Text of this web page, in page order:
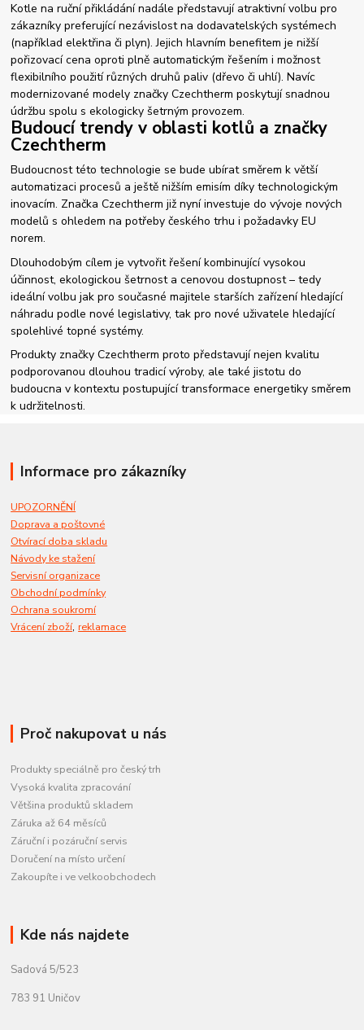
Kotle na ruční přikládání nadále představují atraktivní volbu pro
zákazníky preferující nezávislost na dodavatelských systémech
(například elektřina či plyn). Jejich hlavním benefitem je nižší
pořizovací cena oproti plně automatickým řešením i možnost
flexibilního použití různých druhů paliv (dřevo či uhlí). Navíc
modernizované modely značky Czechtherm poskytují snadnou
údržbu spolu s ekologicky šetrným provozem.
Budoucí trendy v oblasti kotlů a značky
Czechtherm
Budoucnost této technologie se bude ubírat směrem k větší
automatizaci procesů a ještě nižším emisím díky technologickým
inovacím. Značka Czechtherm již nyní investuje do vývoje nových
modelů s ohledem na potřeby českého trhu i požadavky EU
norem.
Dlouhodobým cílem je vytvořit řešení kombinující vysokou
účinnost, ekologickou šetrnost a cenovou dostupnost – tedy
ideální volbu jak pro současné majitele starších zařízení hledající
náhradu podle nové legislativy, tak pro nové uživatele hledající
spolehlivé topné systémy.
Produkty značky Czechtherm proto představují nejen kvalitu
podporovanou dlouhou tradicí výroby, ale také jistotu do
budoucna v kontextu postupující transformace energetiky směrem
k udržitelnosti.
Informace pro zákazníky
UPOZORNĚNÍ
Doprava a poštovné
Otvírací doba skladu
Návody ke stažení
Servisní organizace
Obchodní podmínky
Ochrana soukromí
Vrácení zboží,reklamace
Proč nakupovat u nás
Produkty speciálně pro český trh
Vysoká kvalita zpracování
Většina produktů skladem
Záruka až 64 měsíců
Záruční i pozáruční servis
Doručení na místo určení
Zakoupíte i ve velkoobchodech
Kde nás najdete
Sadová 5/523
783 91 Uničov